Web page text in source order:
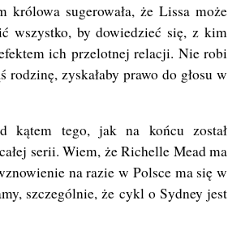
królowa sugerowała, że Lissa może
wszystko, by dowiedzieć się, z kim
ich przelotnej relacji. Nie robi
zyskałaby prawo do głosu w
kątem tego, jak na końcu został
serii. Wiem, że Richelle Mead ma
na razie w Polsce ma się w
szczególnie, że cykl o Sydney jest